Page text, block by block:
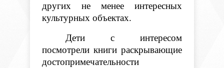
других не менее интересных
культурных объектах.
Дети с интересом
посмотрели книги раскрывающие
достопримечательности